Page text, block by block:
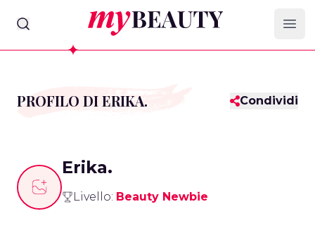
myBeauty
PROFILO DI ERIKA. Condividi
Erika.
Livello: Beauty Newbie